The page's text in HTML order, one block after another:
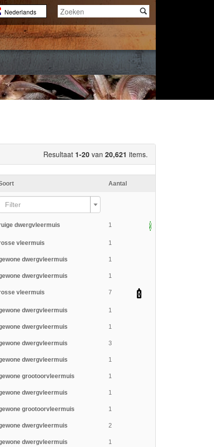
Nederlands
English
Français
Resultaat 1-20 van 20,621 items.
Aantal
Filter
dwergvleermuis 1
vleermuis 1
dwergvleermuis 1
dwergvleermuis 1
vleermuis 7
dwergvleermuis 1
dwergvleermuis 1
dwergvleermuis 3
dwergvleermuis 1
grootoorvleermuis 1
dwergvleermuis 1
grootoorvleermuis 1
dwergvleermuis 2
dwergvleermuis 1